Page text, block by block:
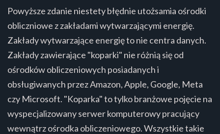
Powyższe zdanie niestety błędnie utożsamia ośrodki
obliczniowe z zakładami wytwarzającymi energię.
Zakłady wytwarzające energię to nie centra danych.
Zakłady zawierające "koparki" nie różnią się od
ośrodków obliczeniowych posiadanych i
obsługiwanych przez Amazon, Apple, Google, Meta
czy Microsoft. "Koparka" to tylko branżowe pojęcie na
wyspecjalizowany serwer komputerowy pracujący
wewnątrz ośrodka obliczeniowego. Wszystkie takie